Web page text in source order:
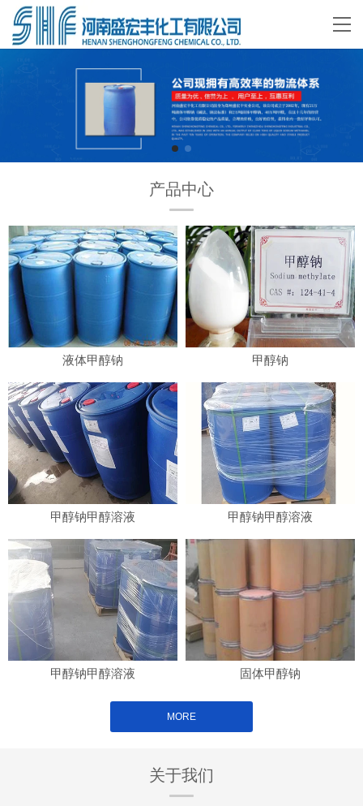
产品中心
液体甲醇钠 甲醇钠
甲醇钠甲醇溶液 甲醇钠甲醇溶液
甲醇钠甲醇溶液 固体甲醇钠
MORE
关于我们